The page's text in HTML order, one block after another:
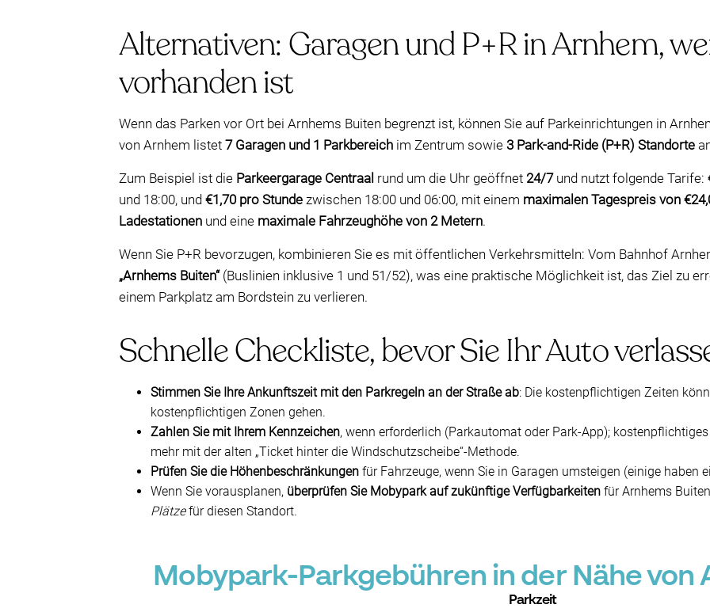
Alternativen: Garagen und P+R in Arnhem,
vorhanden ist
Wenn das Parken vor Ort bei Arnhems Buiten begrenzt ist, können Sie auf Parkeinrichtungen in
von Arnhem listet 7 Garagen und 1 Parkbereich im Zentrum sowie 3 Park-and-Ride (P+R) Standorte
Zum Beispiel ist die Parkeergarage Centraal rund um die Uhr geöffnet 24/7und nutzt folgende Tarife:
und 18:00, und €1,70 pro Stunde zwischen 18:00 und 06:00, mit einem maximalen Tagespreis von
Ladestationen und eine maximale Fahrzeughöhe von 2 Metern.
Wenn Sie P+R bevorzugen, kombinieren Sie es mit öffentlichen Verkehrsmitteln: Vom Bahnhof
„Arnhems Buiten“(Buslinien inklusive 1 und 51/52), was eine praktische Möglichkeit ist, das Ziel zu
einem Parkplatz am Bordstein zu verlieren.
Schnelle Checkliste, bevor Sie Ihr Auto
Stimmen Sie Ihre Ankunftszeit mit den Parkregeln an der Straße ab: Die kostenpflichtigen Zeiten
kostenpflichtigen Zonen gehen.
Zahlen Sie mit Ihrem Kennzeichen, wenn erforderlich (Parkautomat oder Park-App);
mehr mit der alten „Ticket hinter die Windschutzscheibe“-Methode.
Prüfen Sie die Höhenbeschränkungen für Fahrzeuge, wenn Sie in Garagen umsteigen (einige haben
Wenn Sie vorausplanen, überprüfen Sie Mobypark auf zukünftige Verfügbarkeiten für Arnhems
Plätzefür diesen Standort.
Mobypark-Parkgebühren in der Nähe von
Parkzeit